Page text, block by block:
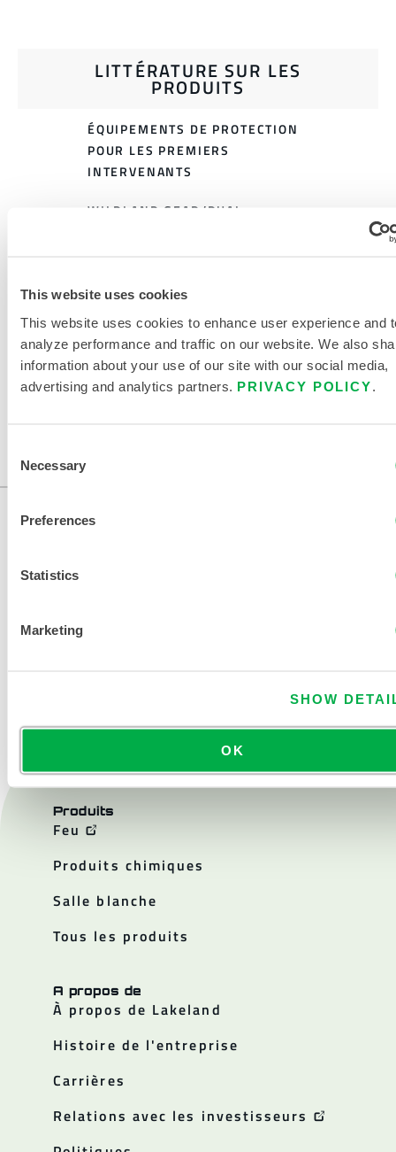
This website uses cookies
This website uses cookies to enhance user experience and
analyze performance and traffic on our website. We also
information about your use of our site with our social media,
advertising and analytics partners. PRIVACY POLICY
Selection
Necessary
Preferences
Statistics
Marketing
SHOW
OK
LITTÉRATURE SUR LES
PRODUITS
DOCUMENTS CONNEXES
ÉQUIPEMENTS DE PROTECTION
POUR LES PREMIERS
INTERVENANTS
WILDLAND GEAR/DUAL
Produits
Feu
Produits chimiques
Salle blanche
Tous les produits
A propos de
À propos de Lakeland
Histoire de l'entreprise
Carrières
Relations avec les investisseurs